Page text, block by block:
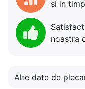
si in
noastra
Alte date de